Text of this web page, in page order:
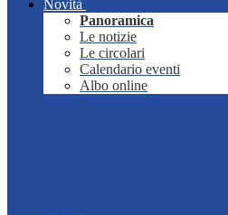
Novità
Panoramica
Le notizie
Le circolari
Calendario eventi
Albo online